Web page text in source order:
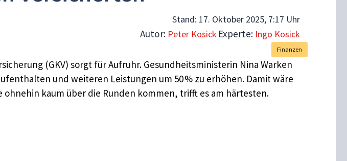
Stand: 17. Oktober 2025, 7:17 Uhr
Autor: Peter Kosick Experte: Ingo Kosick
Finanzen
(GKV) sorgt für Aufruhr. Gesundheitsministerin Nina Warken
und weiteren Leistungen um 50 % zu erhöhen. Damit wäre
kaum über die Runden kommen, trifft es am härtesten.